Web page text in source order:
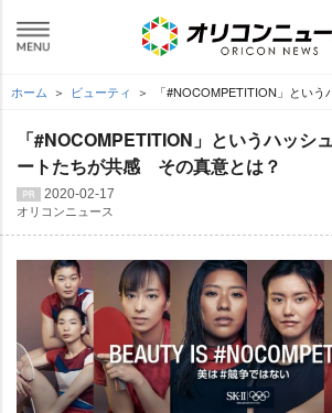
ホーム ビューティ 「#NOCOMPETITION」とい
「#NOCOMPETITION」というハッシ
ートたちが共感 その真意とは？
2020-02-17
オリコンニュース